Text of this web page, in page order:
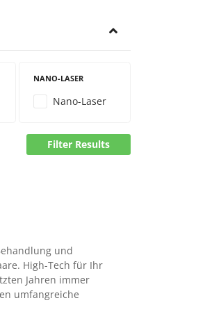
NANO-LASER
Nano-Laser
Filter Results
und
High-Tech für Ihr
Jahren immer
umfangreiche